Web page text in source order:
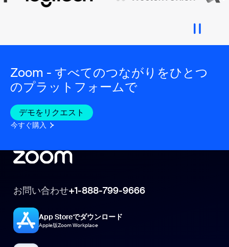
Zoom - すべてのつながりをひとつ
のプラットフォームで
デモをリクエスト
今すぐ購入
お問い合わせ+1-888-799-9666
App Storeでダウンロード
Apple版Zoom Workplace